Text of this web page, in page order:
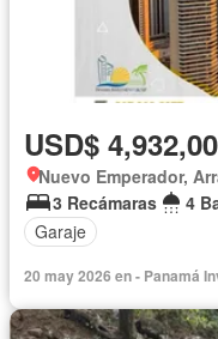
USD$
Nuevo Emperador,
3 Recámaras
4
Garaje
20 may 2026 en - Panamá